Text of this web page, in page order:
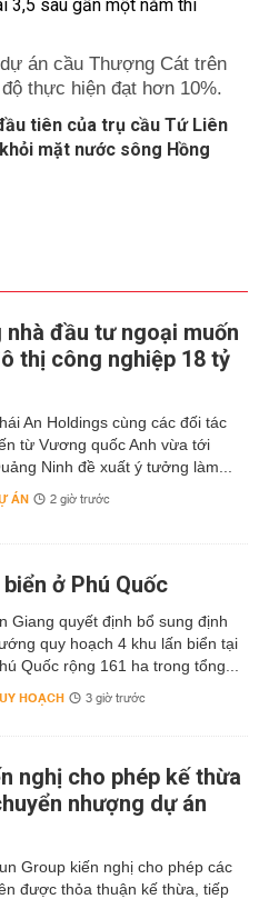
án cầu Thượng Cát trên
thực hiện đạt hơn 10%.
tiên của trụ cầu Tứ Liên
mặt nước sông Hồng
đầu tư ngoại muốn
thị công nghiệp 18 tỷ
An Holdings cùng các đối tác
từ Vương quốc Anh vừa tới
Ninh đề xuất ý tưởng làm...
ÁN 2 giờ trước
ở Phú Quốc
Giang quyết định bổ sung định
quy hoạch 4 khu lấn biển tại
Quốc rộng 161 ha trong tổng...
HOẠCH 3 giờ trước
nghị cho phép kế thừa
nhượng dự án
Group kiến nghị cho phép các
được thỏa thuận kế thừa, tiếp